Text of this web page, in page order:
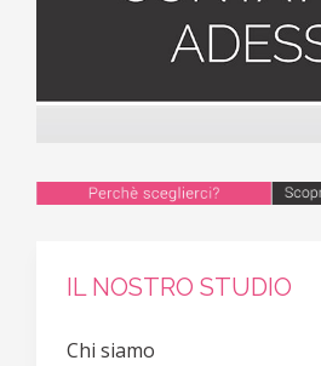
IL NOSTRO STUDIO
Chi siamo